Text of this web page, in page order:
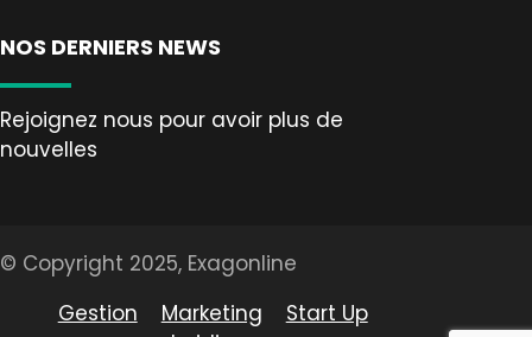
NOS DERNIERS NEWS
Rejoignez nous pour avoir plus de
nouvelles
© Copyright 2025, Exagonline
Gestion
Marketing
Start Up